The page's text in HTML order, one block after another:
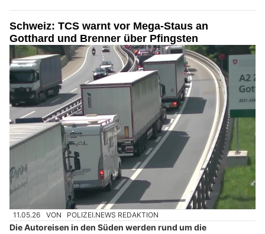
Schweiz: TCS warnt vor Mega-Staus an
Gotthard und Brenner über Pfingsten
11.05.26 VON POLIZEI.NEWS REDAKTION
Die Autoreisen in den Süden werden rund um die